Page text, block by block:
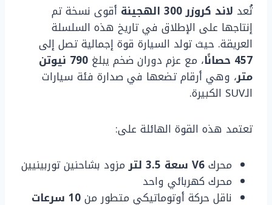
تُعد لاند كروزر 300 الهجينة
أقوى نسخة تم
إنتاجها على الإطلاق في تاريخ هذه السلسلة
العريقة. حيث تولد السيارة قوة إجمالية تصل إلى
457 حصانًا
، مع عزم دوران ضخم يبلغ
790 نيوتن
متر، وهي أرقام تضعها في صدارة فئة سيارات
الـSUV الكبيرة.
تعتمد هذه القوة الهائلة على:
محركV6 سعة 3.5 لتر
مزود بشاحنين توربينيين
محرك كهربائي واحد
ناقل حركة أوتوماتيكي متطور من10 سرعات